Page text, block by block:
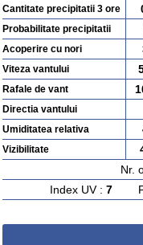
Cantitate precipitatii 3 ore
Probabilitate precipitatii
Acoperire cu nori
Viteza vantului
Rafale de vant
Directia vantului
Umiditatea relativa
Vizibilitate
Nr.
Index UV : 7